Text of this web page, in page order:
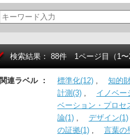
検索結果： 88件 1ページ目（1〜
関連ラベル ： 標準化(12) , 知的
計測(3) , イノベー
ベーション・プロセ
論(1) , デザイン(1)
の証拠(1) , 言葉の